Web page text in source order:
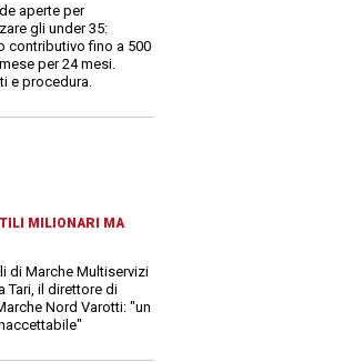
aperte per
gli under 35:
contributivo fino a 500
per 24 mesi.
e procedura.
MILIONARI MA
di Marche Multiservizi
Tari, il direttore di
Nord Varotti: "un